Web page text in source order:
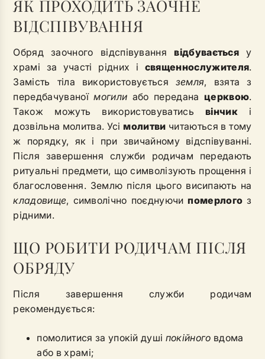
ЯК ПРОХОДИТЬ ЗАОЧНЕ
ВІДСПІВУВАННЯ
Обряд заочного відспівуваннявідбувається у
храмі за участі рідних і священнослужителя.
Замість тіла використовується земля, взята з
передбачуваноїмогили або переданацерквою.
Також можуть використовуватисьвінчик і
дозвільна молитва. Усімолитви читаються в тому
ж порядку, як і при звичайному відспівуванні.
Після завершення служби родичам передають
ритуальні предмети, що символізують прощення і
благословення. Землю після цього висипають на
кладовище, символічно поєднуючипомерлого з
рідними.
ЩО РОБИТИ РОДИЧАМ ПІСЛЯ
ОБРЯДУ
Після завершення служби родичам
рекомендується:
помолитися за упокій душі покійного вдома
або в храмі;